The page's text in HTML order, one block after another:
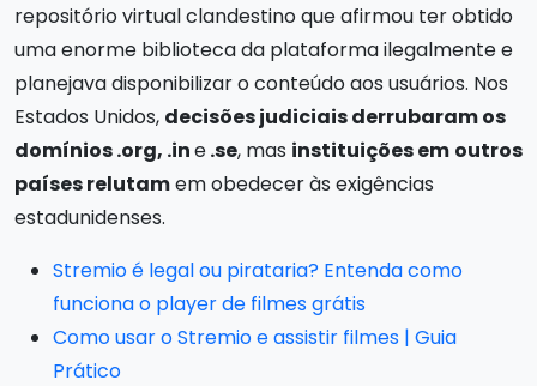
repositório virtual clandestino que afirmou ter obtido
uma enorme biblioteca da plataforma ilegalmente e
planejava disponibilizar o conteúdo aos usuários. Nos
Estados Unidos, decisões judiciais derrubaram os
domínios .org, .ine.se, mas instituições em outros
países relutamem obedecer às exigências
estadunidenses.
Stremio é legal ou pirataria? Entenda como
funciona o player de filmes grátis
Como usar o Stremio e assistir filmes | Guia
Prático